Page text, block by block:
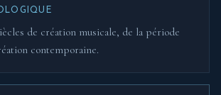
de création musicale, de la période
contemporaine.